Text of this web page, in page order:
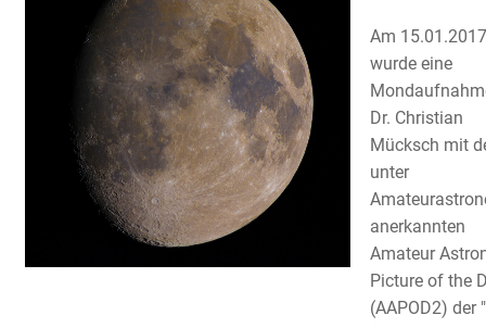
Am 15.01.2017
wurde eine
Dr. Christian
Mücksch mit
unter
anerkannten
Amateur
Picture of the
(AAPOD2) der